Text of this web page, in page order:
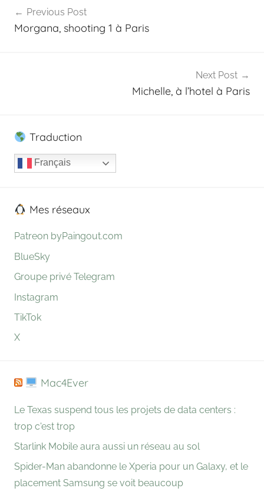
t
r
de
Previous Post
Morgana, shooting 1 à Paris
Next Post
Michelle, à l’hotel à Paris
Traduction
Français
Mes réseaux
Patreon byPaingout.com
BlueSky
Groupe privé Telegram
Instagram
TikTok
X
Mac4Ever
Le Texas suspend tous les projets de data centers :
trop c'est trop
Starlink Mobile aura aussi un réseau au sol
Spider-Man abandonne le Xperia pour un Galaxy, et le
placement Samsung se voit beaucoup